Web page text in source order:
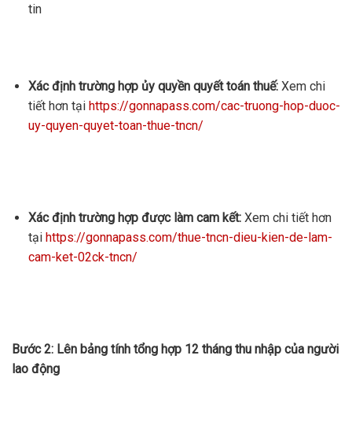
tin
Xác định trường hợp ủy quyền quyết toán thuế: Xem chi
tiết hơn tại https://gonnapass.com/cac-truong-hop-duoc-
uy-quyen-quyet-toan-thue-tncn/
Xác định trường hợp được làm cam kết: Xem chi tiết hơn
tại https://gonnapass.com/thue-tncn-dieu-kien-de-lam-
cam-ket-02ck-tncn/
Bước 2: Lên bảng tính tổng hợp 12 tháng thu nhập của người
lao động